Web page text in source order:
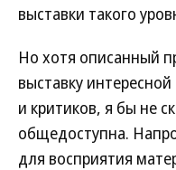
выставки такого
Но хотя описанный
выставку
и критиков, я бы не
общедоступна.
для восприятия